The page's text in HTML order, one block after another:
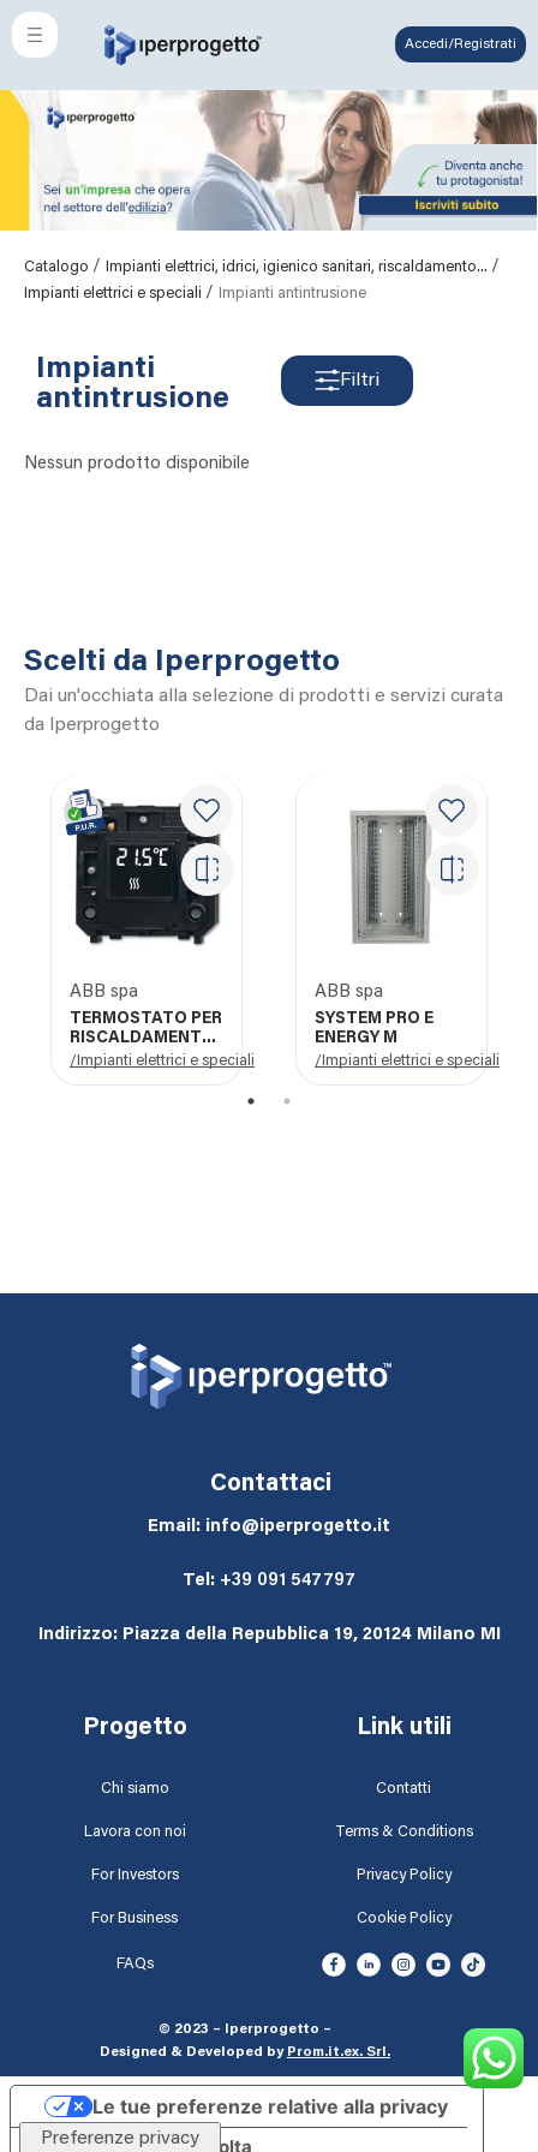
Accedi/Registrati
Catalogo / Impianti elettrici, idrici, igienico sanitari, riscaldamento... /
Impianti elettrici e speciali / Impianti antintrusione
Impianti
antintrusione
Filtri
Nessun prodotto disponibile
Scelti da Iperprogetto
Dai un'occhiata alla selezione di prodotti e servizi curata
da Iperprogetto
ABB spa
TERMOSTATO PER
RISCALDAMENTO
RTC-F-1.PB
/Impianti elettrici e speciali
ABB spa
SYSTEM PRO E
ENERGY M
/Impianti elettrici e speciali
1 2
Contattaci
Email: info@iperprogetto.it
Tel: +39 091 547797
Indirizzo: Piazza della Repubblica 19, 20124 Milano MI
Progetto Link utili
Chi siamo Contatti
Lavora con noi Terms & Conditions
For Investors Privacy Policy
For Business Cookie Policy
FAQs
© 2023 – Iperprogetto –
Designed & Developed by Prom.it.ex. Srl .
Informativa sulla raccolta
Le tue preferenze relative alla privacy